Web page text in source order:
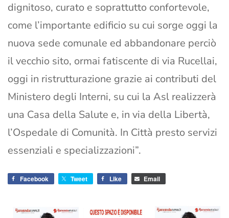
dignitoso, curato e soprattutto confortevole,
come l’importante edificio su cui sorge oggi la
nuova sede comunale ed abbandonare perciò
il vecchio sito, ormai fatiscente di via Rucellai,
oggi in ristrutturazione grazie ai contributi del
Ministero degli Interni, su cui la Asl realizzerà
una Casa della Salute e, in via della Libertà,
l’Ospedale di Comunità. In Città presto servizi
essenziali e specializzazioni”.
Facebook Tweet Like Email